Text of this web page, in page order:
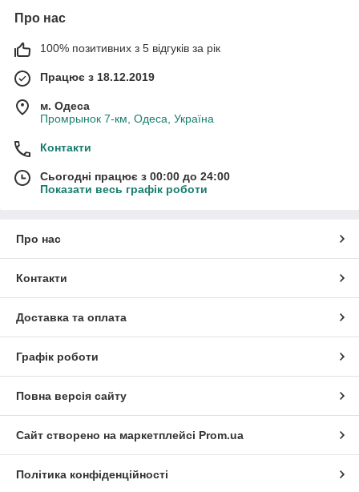
Про нас
100% позитивних з 5 відгуків за рік
Працює з 18.12.2019
м. Одеса
Промрынок 7-км, Одеса, Україна
Контакти
Сьогодні працює з 00:00 до 24:00
Показати весь графік роботи
Про нас
Контакти
Доставка та оплата
Графік роботи
Повна версія сайту
Сайт створено на маркетплейсі Prom.ua
Політика конфіденційності